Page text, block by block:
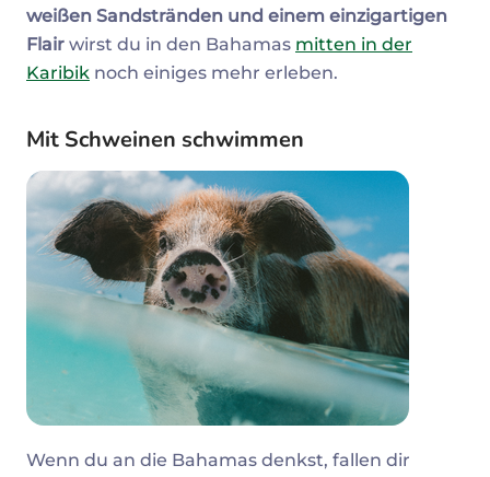
weißen Sandstränden und einem einzigartigen
Flair wirst du in den Bahamas mitten in der
Karibik noch einiges mehr erleben.
Mit Schweinen schwimmen
Wenn du an die Bahamas denkst, fallen dir